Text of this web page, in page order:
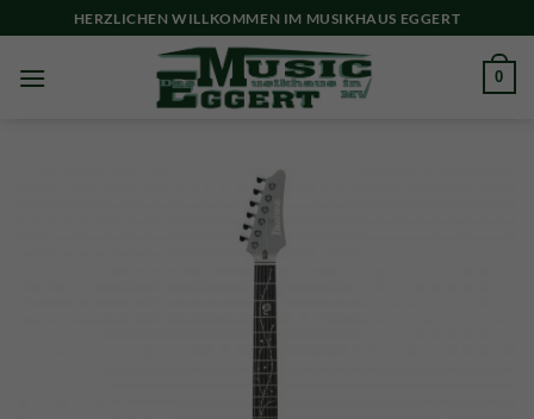
to
content
HERZLICHEN WILLKOMMEN IM MUSIKHAUS EGGERT
0